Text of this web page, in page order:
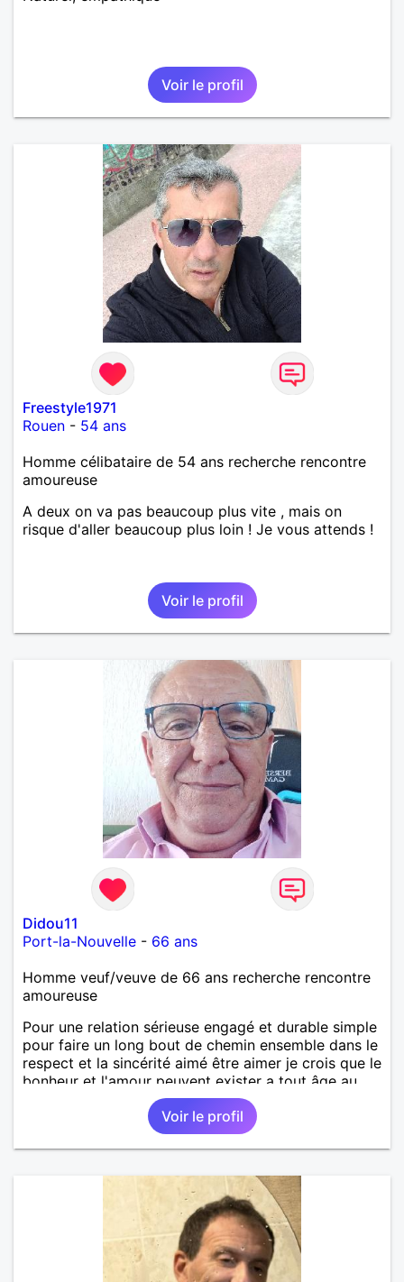
Voir le profil
Freestyle1971
Rouen - 54 ans
Homme célibataire de 54 ans recherche rencontre
amoureuse
A deux on va pas beaucoup plus vite , mais on
risque d'aller beaucoup plus loin ! Je vous attends !
Voir le profil
Didou11
Port-la-Nouvelle - 66 ans
Homme veuf/veuve de 66 ans recherche rencontre
amoureuse
Pour une relation sérieuse engagé et durable simple
pour faire un long bout de chemin ensemble dans le
respect et la sincérité aimé être aimer je crois que le
bonheur et l'amour peuvent exister a tout âge au
Voir le profil